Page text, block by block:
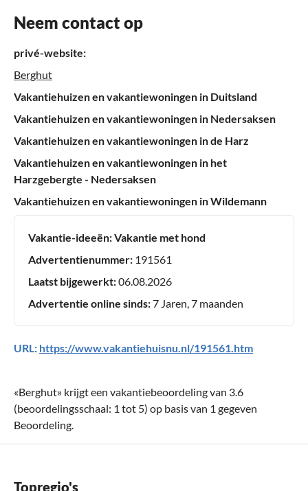
Neem contact op
privé-website:
Berghut
Vakantiehuizen en vakantiewoningen in Duitsland
Vakantiehuizen en vakantiewoningen in Nedersaksen
Vakantiehuizen en vakantiewoningen in de Harz
Vakantiehuizen en vakantiewoningen in het
Harzgebergte - Nedersaksen
Vakantiehuizen en vakantiewoningen in Wildemann
Vakantie-ideeën:Vakantie met hond
Advertentienummer: 191561
Laatst bijgewerkt:06.08.2026
Advertentie online sinds:7 Jaren, 7 maanden
URL: https://www.vakantiehuisnu.nl/191561.htm
«Berghut» krijgt een vakantiebeoordeling van 3.6
(beoordelingsschaal: 1 tot 5) op basis van 1 gegeven
Beoordeling.
Topregio's